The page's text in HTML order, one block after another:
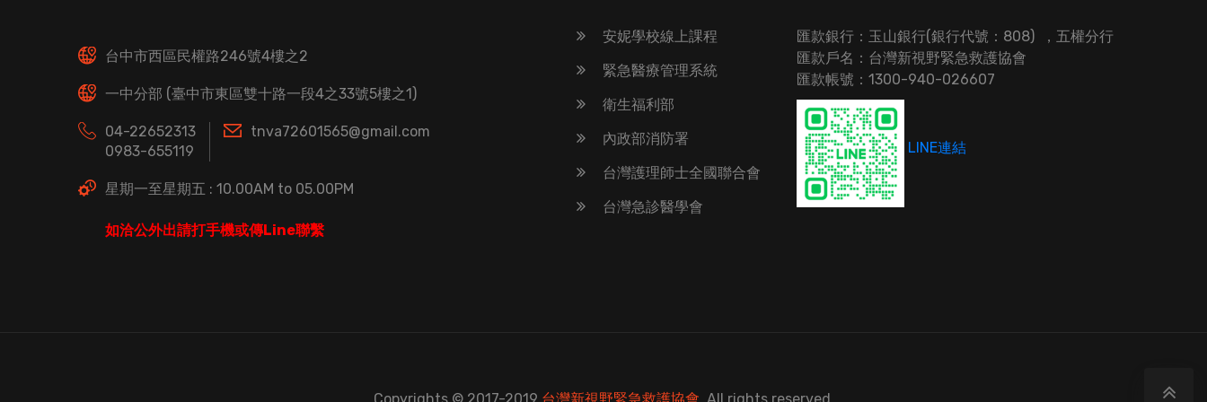
台中市西區民權路246號4樓之2
一中分部 (臺中市東區雙十路一段4之33號5樓之1)
04-22652313
0983-655119
tnva72601565@gmail.com
星期一至星期五 : 10.00AM to 05.00PM
如洽公外出請打手機或傳Line聯繫
安妮學校線上課程
緊急醫療管理系統
衛生福利部
內政部消防署
台灣護理師士全國聯合會
台灣急診醫學會
匯款銀行：玉山銀行(銀行代號：808) ，五權分行
匯款戶名：台灣新視野緊急救護協會
匯款帳號：1300-940-026607
LINE連結